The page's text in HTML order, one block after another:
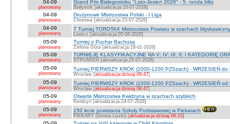
04-09
planowany
Grand Prix Białegostoku "Lato-Jesień 2026" - 5. runda blitz
Białystok [aktualizacja:10-07-2026]
04-09
planowany
Drużynowe Mistrzostwa Polski - I Liga
Chotowa [aktualizacja:23-07-2026]
04-09
planowany
7 Turniej TOROTAX Mistrzostwa Powiatu w szachach
Łowicz [aktualizacja:05-08-2026]
05-09
planowany
Turniej o Puchar Bachusa
Zielona Góra [aktualizacja:18-01-2026]
05-09
planowany
TURNIEJE KLASYFIKACYJNE NA V; IV; III; II; I KATEGORIĘ
STRUMIEŃ [aktualizacja:25-07-2026]
05-09
planowany
Turniej PIERWSZY KROK (1000-1200 PZSzach) - WRZESIEŃ do
Wrocław [aktualizacja:dzisiaj 08:47]
05-09
planowany
Turniej PIERWSZY KROK (1000-1200 PZSzach) - WRZESIEŃ od
Wrocław [aktualizacja:dzisiaj 08:47]
05-09
planowany
Otwarte Mistrzostwa Kwidzyna w szachach szybkich
Kwidzyn [aktualizacja:24-07-2026]
05-09
planowany
150 lecie powstania Szkoły Podstawowej w Piekarach
PIEKARY (Gmina Liszki) [aktualizacja:dzisiaj 06:23]